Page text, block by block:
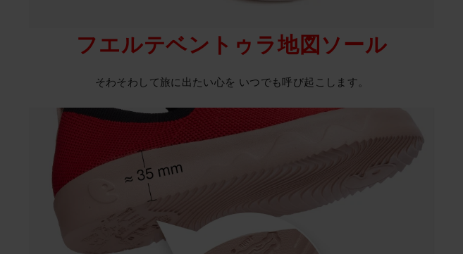
フエルテベントゥラ地図ソール
そわそわして旅に出たい心を いつでも呼び起こします。